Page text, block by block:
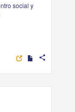
social y
share